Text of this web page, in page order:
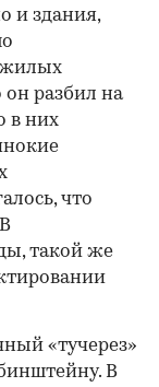
и здания,
жилых
он разбил на
в них
что
такой же
«тучерез»
В